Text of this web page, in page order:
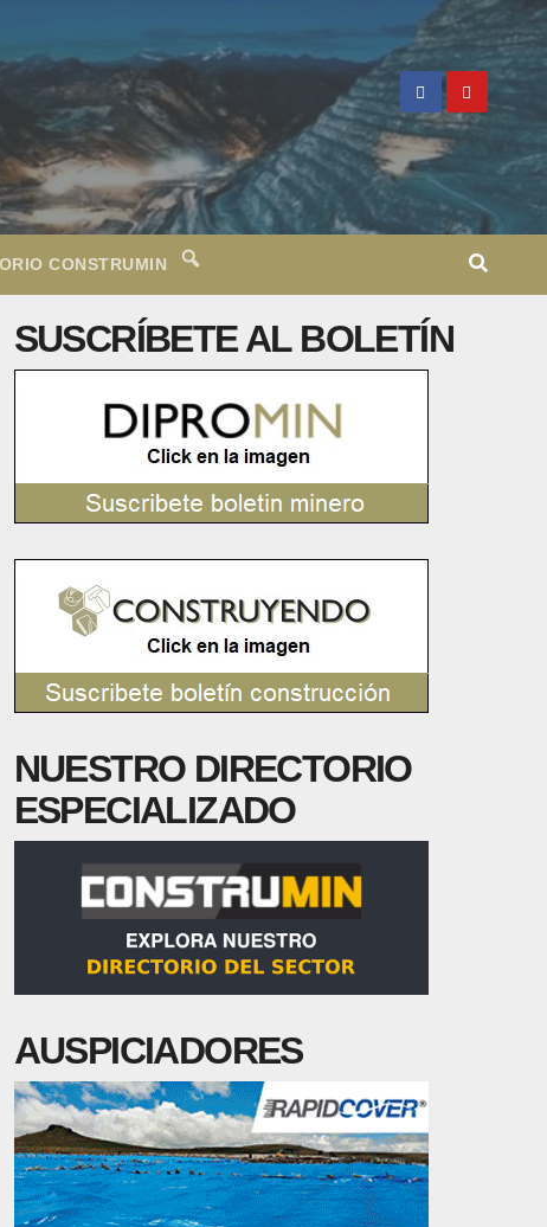
CONSTRUMIN
SUSCRÍBETE AL BOLETÍN
NUESTRO DIRECTORIO
ESPECIALIZADO
AUSPICIADORES